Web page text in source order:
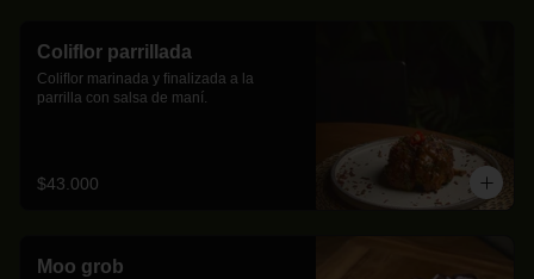
Coliflor parrillada
Coliﬂor marinada y ﬁnalizada a la
parrilla con salsa de maní.
$43.000
Moo grob